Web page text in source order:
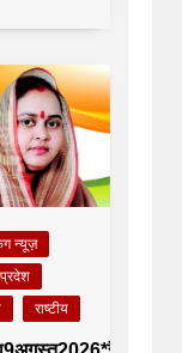
न्यूज़
राष्टीय